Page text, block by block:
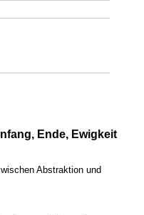
Ende, Ewigkeit
Abstraktion und